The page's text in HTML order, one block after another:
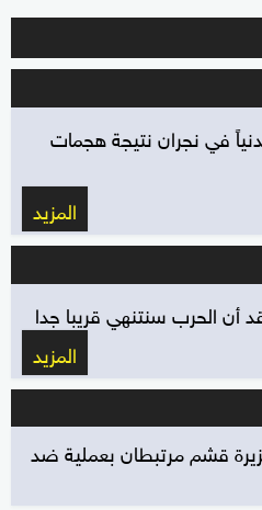
تعلن إصابة 11 مدنياً في نجران نتيجة هجمات
المزيد
أن الحرب سنتنهي قريبا جدا
المزيد
قشم مرتبطان بعملية ضد